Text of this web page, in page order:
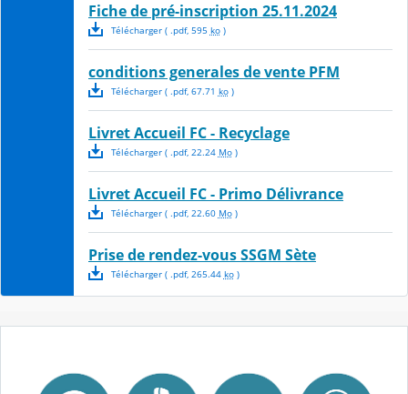
Fiche de pré-inscription 25.11.2024
Télécharger( .pdf, 595 ko)
conditions generales de vente PFM
Télécharger( .pdf, 67.71 ko)
Livret Accueil FC - Recyclage
Télécharger( .pdf, 22.24 Mo)
Livret Accueil FC - Primo Délivrance
Télécharger( .pdf, 22.60 Mo)
Prise de rendez-vous SSGM Sète
Télécharger( .pdf, 265.44 ko)